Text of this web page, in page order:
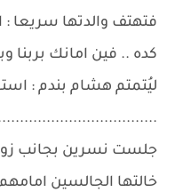
فتهتف والدتها سريعا :
كده .. فين امانك بربنا
ليُتمتم هشام بندم :
جلست نسرين بجانب
خالتها الجالسين